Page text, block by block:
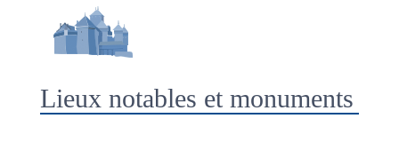
Lieux notables et monuments